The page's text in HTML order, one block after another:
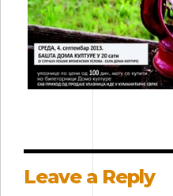
Leave a Reply